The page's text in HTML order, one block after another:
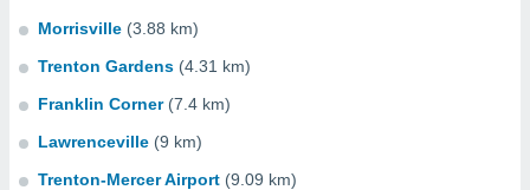
Morrisville (3.88 km)
Trenton Gardens (4.31 km)
Franklin Corner (7.4 km)
Lawrenceville (9 km)
Trenton-Mercer Airport (9.09 km)